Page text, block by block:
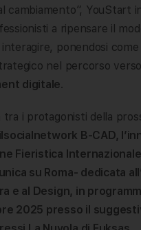
cambiamento”, YouStart
a ripensare il
ponendosi
nel percorso verso
digitale.
tra i protagonisti della
B-CAD,
Fieristica Internazionale
su Roma- dedicata
e al Design, in
2025 presso il